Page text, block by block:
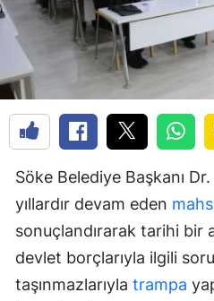
Söke Belediye Başkanı
yıllardır devam eden
sonuçlandırarak tarihi bir
devlet borçlarıyla ilgili
taşınmazlarıyla trampa